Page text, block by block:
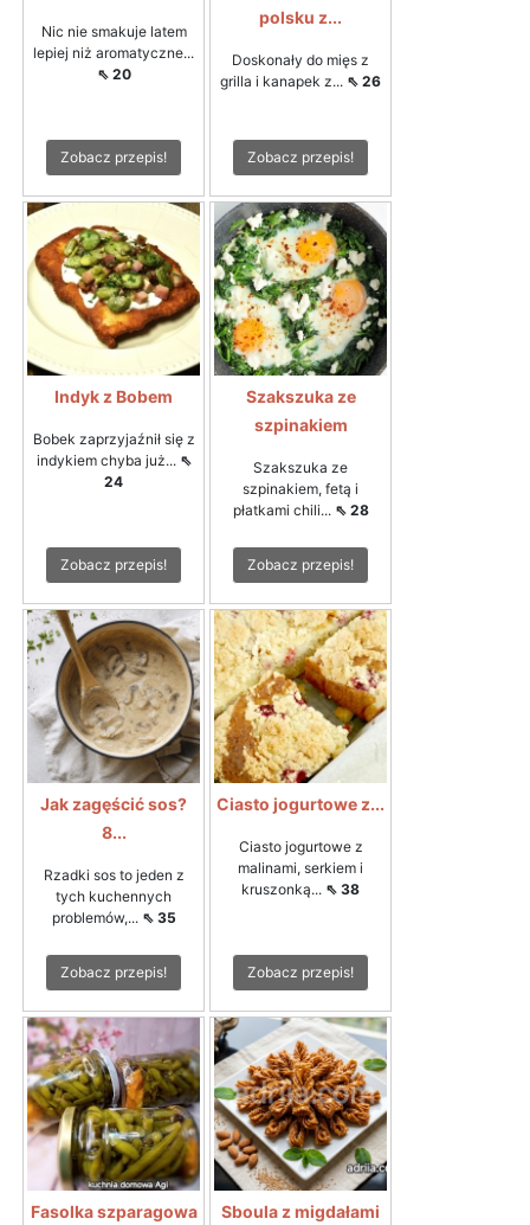
Nic nie smakuje latem
lepiej niż aromatyczne...
⇖ 20
Zobacz przepis!
polsku z...
Doskonały do mięs z
grilla i kanapek z... ⇖ 26
Zobacz przepis!
Indyk z Bobem
Bobek zaprzyjaźnił się z
indykiem chyba już... ⇖
24
Zobacz przepis!
Szakszuka ze
szpinakiem
Szakszuka ze
szpinakiem, fetą i
płatkami chili... ⇖ 28
Zobacz przepis!
Jak zagęścić sos?
8...
Rzadki sos to jeden z
tych kuchennych
problemów,... ⇖ 35
Zobacz przepis!
Ciasto jogurtowe z...
Ciasto jogurtowe z
malinami, serkiem i
kruszonką... ⇖ 38
Zobacz przepis!
Fasolka szparagowa
Sboula z migdałami